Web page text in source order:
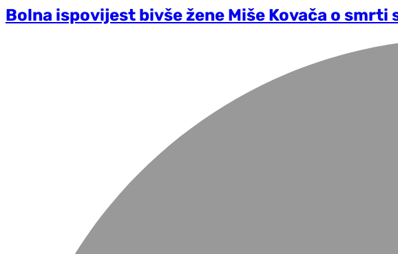
Bolna ispovijest bivše žene Miše Kovača o